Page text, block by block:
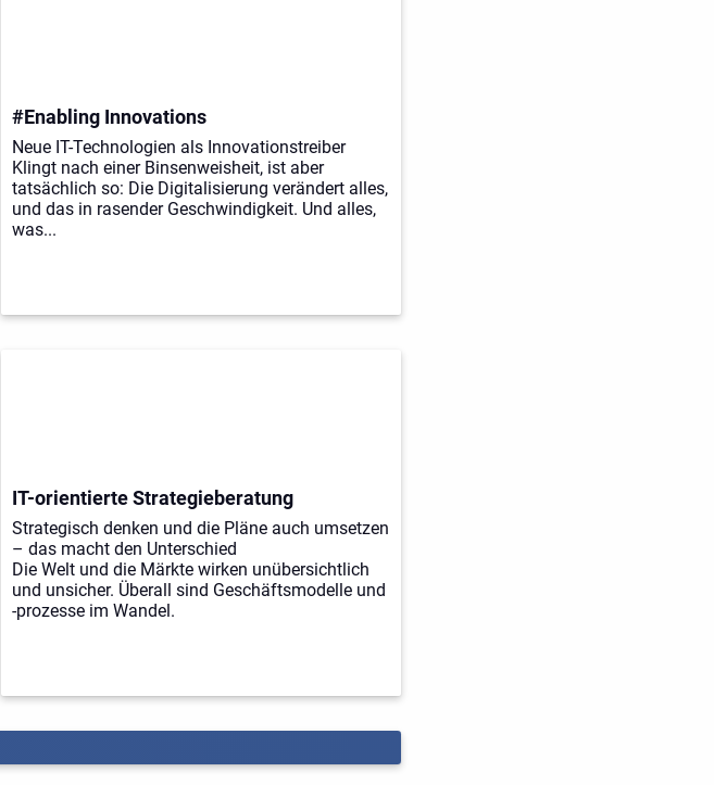
#Enabling Innovations
Neue IT-Technologien als Innovationstreiber
Klingt nach einer Binsenweisheit, ist aber
tatsächlich so: Die Digitalisierung verändert alles,
und das in rasender Geschwindigkeit. Und alles,
was...
IT-orientierte Strategieberatung
Strategisch denken und die Pläne auch umsetzen
– das macht den Unterschied
Die Welt und die Märkte wirken unübersichtlich
und unsicher. Überall sind Geschäftsmodelle und
-prozesse im Wandel.